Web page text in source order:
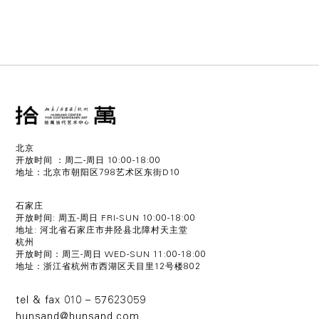
北京
开放时间 ：周二-周日 10:00-18:00
地址：北京市朝阳区798艺术区东街D10
石家庄
开放时间: 周五-周日 FRI-SUN 10:00-18:00
地址: 河北省石家庄市井陉县北障村天主堂
杭州
开放时间：周三-周日 WED-SUN 11:00-18:00
地址：浙江省杭州市西湖区天目里12号楼802
tel & fax 010 – 57623059
hunsand@hunsand.com